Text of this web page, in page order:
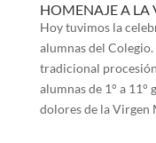
HOMENAJE A LA
Hoy tuvimos la
alumnas del
tradicional
alumnas de 1° a
dolores de la Virgen